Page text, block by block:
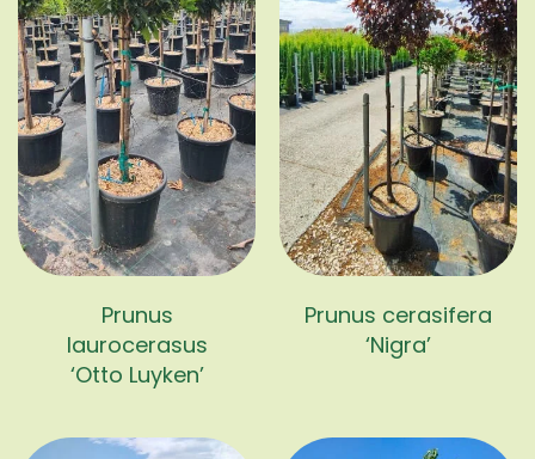
Prunus
laurocerasus
‘Otto Luyken’
Prunus cerasifera
‘Nigra’